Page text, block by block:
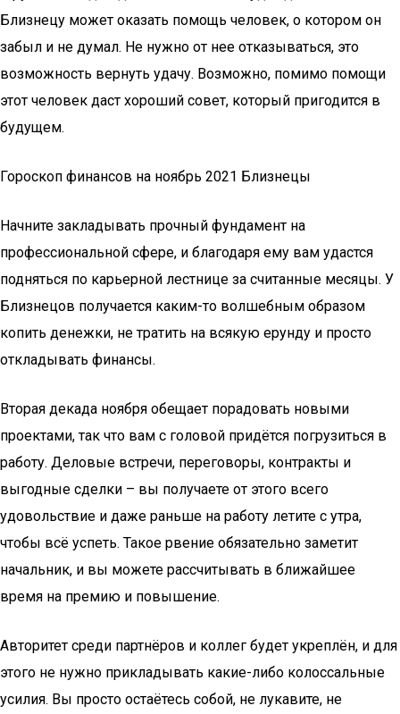
Близнецу может оказать помощь человек, о котором он
забыл и не думал. Не нужно от нее отказываться, это
возможность вернуть удачу. Возможно, помимо помощи
этот человек даст хороший совет, который пригодится в
будущем.
Гороскоп финансов на ноябрь 2021 Близнецы
Начните закладывать прочный фундамент на
профессиональной сфере, и благодаря ему вам удастся
подняться по карьерной лестнице за считанные месяцы. У
Близнецов получается каким-то волшебным образом
копить денежки, не тратить на всякую ерунду и просто
откладывать финансы.
Вторая декада ноября обещает порадовать новыми
проектами, так что вам с головой придётся погрузиться в
работу. Деловые встречи, переговоры, контракты и
выгодные сделки – вы получаете от этого всего
удовольствие и даже раньше на работу летите с утра,
чтобы всё успеть. Такое рвение обязательно заметит
начальник, и вы можете рассчитывать в ближайшее
время на премию и повышение.
Авторитет среди партнёров и коллег будет укреплён, и для
этого не нужно прикладывать какие-либо колоссальные
усилия. Вы просто остаётесь собой, не лукавите, не